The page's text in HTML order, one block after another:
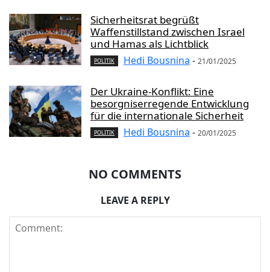
Sicherheitsrat begrüßt
Waffenstillstand zwischen Israel
und Hamas als Lichtblick
POLITIK Hedi Bousnina - 21/01/2025
Der Ukraine-Konflikt: Eine
besorgniserregende Entwicklung
für die internationale Sicherheit
POLITIK Hedi Bousnina - 20/01/2025
NO COMMENTS
LEAVE A REPLY